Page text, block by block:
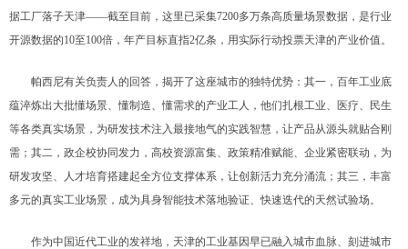
据工厂落子天津——截至目前，这里已采集7200多万条高质量场景数据，是行业
开源数据的10至100倍，年产目标直指2亿条，用实际行动投票天津的产业价值。
帕西尼有关负责人的回答，揭开了这座城市的独特优势：其一，百年工业底
蕴淬炼出大批懂场景、懂制造、懂需求的产业工人，他们扎根工业、医疗、民生
等各类真实场景，为研发技术注入最接地气的实践智慧，让产品从源头就贴合刚
需；其二，政企校协同发力，高校资源富集、政策精准赋能、企业紧密联动，为
研发攻坚、人才培育搭建起全方位支撑体系，让创新活力充分涌流；其三，丰富
多元的真实工业场景，成为具身智能技术落地验证、快速迭代的天然试验场。
作为中国近代工业的发祥地，天津的工业基因早已融入城市血脉、刻进城市